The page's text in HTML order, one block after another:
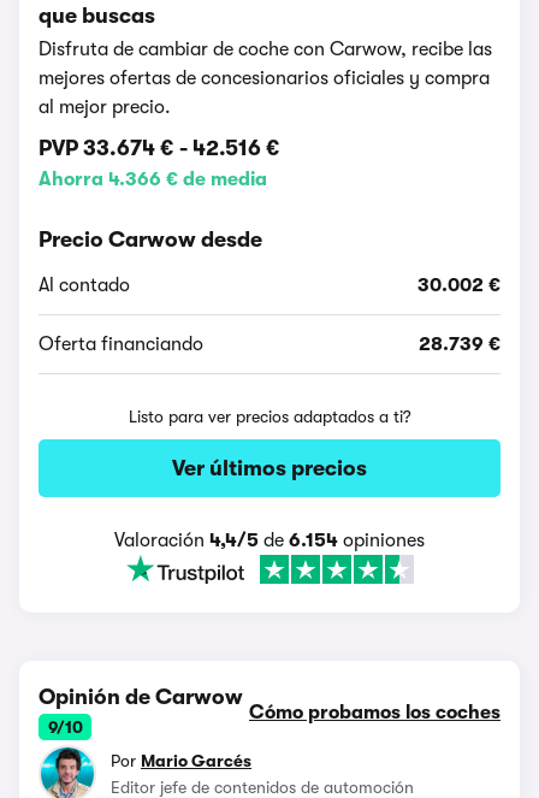
que buscas
Disfruta de cambiar de coche con Carwow, recibe las
mejores ofertas de concesionarios oficiales y compra
al mejor precio.
PVP 33.674 € - 42.516 €
Ahorra 4.366 € de media
Precio Carwow desde
Al contado 30.002 €
Oferta financiando 28.739 €
Listo para ver precios adaptados a ti?
Ver últimos precios
Valoración 4,4/5 de 6.154 opiniones
Opinión de Carwow
9/10
Cómo probamos los coches
Por Mario Garcés
Editor jefe de contenidos de automoción